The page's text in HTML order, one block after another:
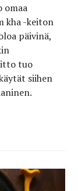
omaa
kha -keiton
päivinä,
tuo
siihen